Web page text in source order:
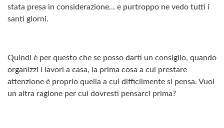
stata presa in considerazione… e purtroppo ne vedo tutti i
santi giorni.
Quindi è per questo che se posso darti un consiglio, quando
organizzi i lavori a casa, la prima cosa a cui prestare
attenzione è proprio quella a cui difficilmente si pensa. Vuoi
un altra ragione per cui dovresti pensarci prima?